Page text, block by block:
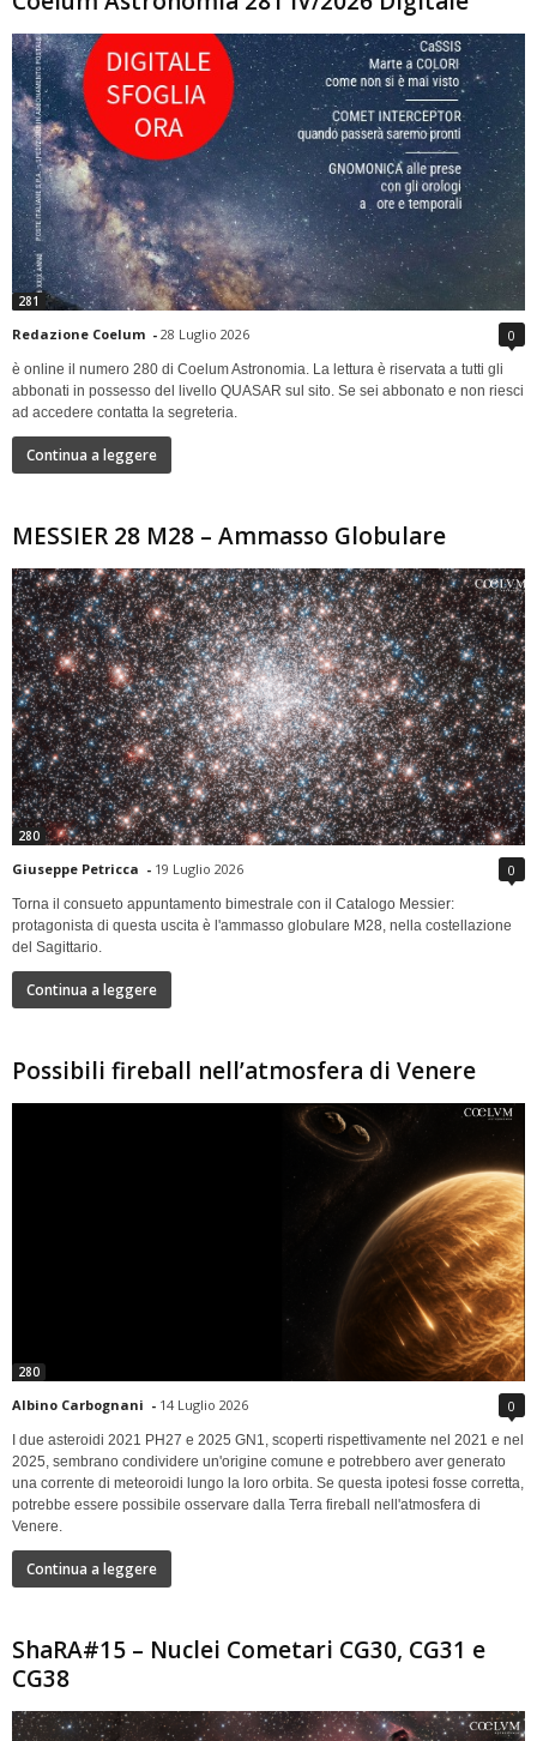
281
Redazione Coelum - 28 Luglio 2026 0
è online il numero 280 di Coelum Astronomia. La lettura è riservata a tutti gli
abbonati in possesso del livello QUASAR sul sito. Se sei abbonato e non riesci
ad accedere contatta la segreteria.
Continua a leggere
MESSIER 28 M28 – Ammasso Globulare
280
Giuseppe Petricca - 19 Luglio 2026 0
Torna il consueto appuntamento bimestrale con il Catalogo Messier:
protagonista di questa uscita è l'ammasso globulare M28, nella costellazione
del Sagittario.
Continua a leggere
Possibili fireball nell’atmosfera di Venere
280
Albino Carbognani - 14 Luglio 2026 0
I due asteroidi 2021 PH27 e 2025 GN1, scoperti rispettivamente nel 2021 e nel
2025, sembrano condividere un'origine comune e potrebbero aver generato
una corrente di meteoroidi lungo la loro orbita. Se questa ipotesi fosse corretta,
potrebbe essere possibile osservare dalla Terra fireball nell'atmosfera di
Venere.
Continua a leggere
ShaRA#15 – Nuclei Cometari CG30, CG31 e
CG38